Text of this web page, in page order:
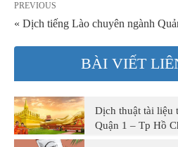
PREVIOUS
« Dịch tiếng Lào chuyên ngành
BÀI VIẾT
Dịch thuật tài liệu
Quận 1 – Tp Hồ